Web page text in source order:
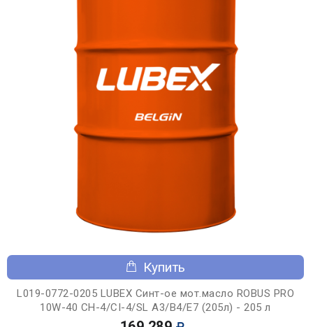
Купить
L019-0772-0205 LUBEX Синт-ое мот.масло ROBUS PRO
10W-40 CH-4/CI-4/SL A3/B4/E7 (205л) - 205 л